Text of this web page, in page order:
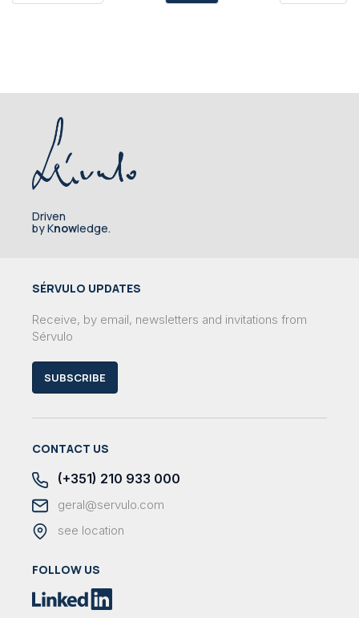
Driven
by Knowledge.
SÉRVULO UPDATES
Receive, by email, newsletters and invitations from
Sérvulo
SUBSCRIBE
CONTACT US
(+351) 210 933 000
geral@servulo.com
see location
FOLLOW US